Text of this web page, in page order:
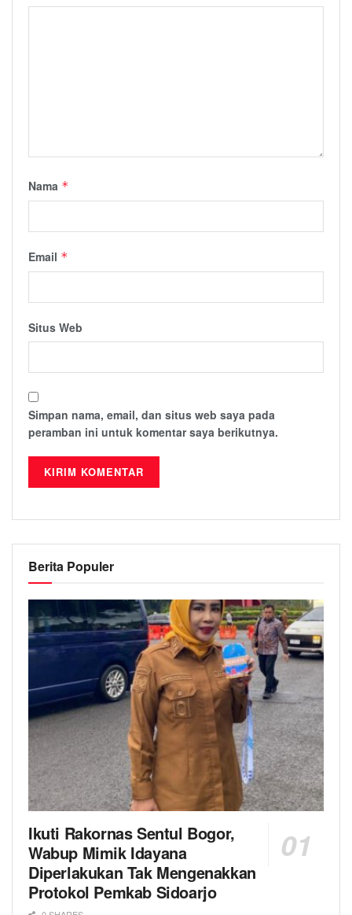
Nama *
Email *
Situs Web
Simpan nama, email, dan situs web saya pada
peramban ini untuk komentar saya berikutnya.
Berita Populer
Ikuti Rakornas Sentul Bogor,
Wabup Mimik Idayana
Diperlakukan Tak Mengenakkan
Protokol Pemkab Sidoarjo